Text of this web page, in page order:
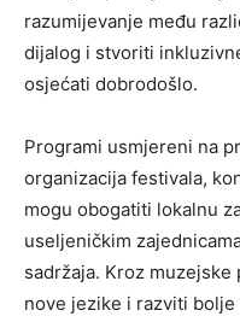
razumijevanje među
dijalog i stvoriti
osjećati dobrodošlo.
Programi usmjereni na
organizacija festivala,
mogu obogatiti lokalnu
useljeničkim
sadržaja. Kroz
nove jezike i razviti